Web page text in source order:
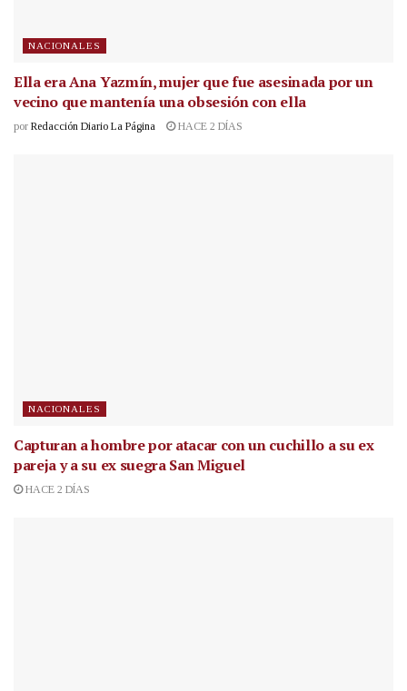
NACIONALES
Ella era Ana Yazmín, mujer que fue asesinada por un
vecino que mantenía una obsesión con ella
por Redacción Diario La Página HACE 2 DÍAS
NACIONALES
Capturan a hombre por atacar con un cuchillo a su ex
pareja y a su ex suegra San Miguel
HACE 2 DÍAS